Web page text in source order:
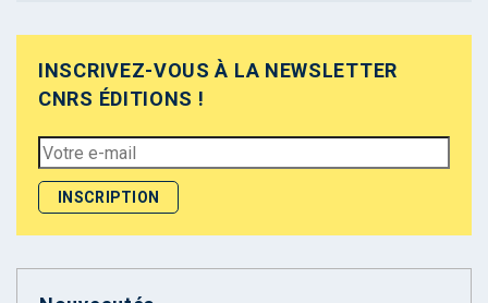
INSCRIVEZ-VOUS À LA NEWSLETTER
CNRS ÉDITIONS !